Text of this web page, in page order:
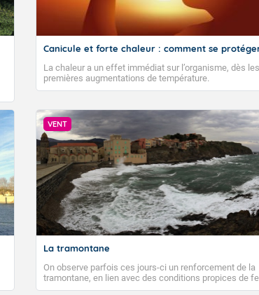
Canicule et forte chaleur : comment se
La chaleur a un effet immédiat sur l’organisme, dès les
premières augmentations de température.
VENT
La tramontane
On observe parfois ces jours-ci un renforcement de la
tramontane, en lien avec des conditions propices de
de forêt. Mais qu'est-ce que la tramontane ? Quelles